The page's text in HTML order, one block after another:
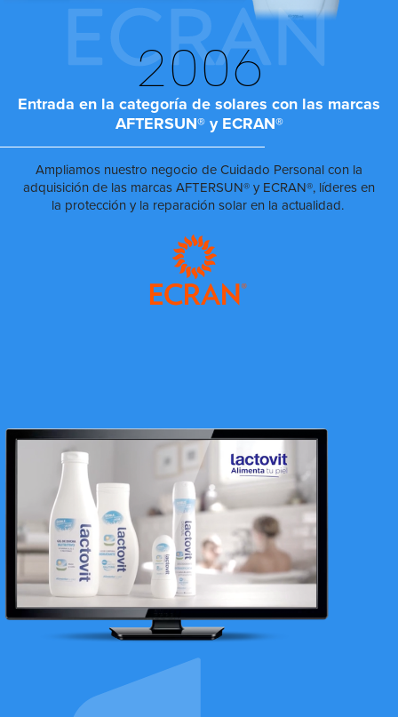
2006
Entrada en la categoría de solares con las marcas
AFTERSUN® y ECRAN®
Ampliamos nuestro negocio de Cuidado Personal con la
adquisición de las marcas AFTERSUN® y ECRAN®, líderes en
la protección y la reparación solar en la actualidad.